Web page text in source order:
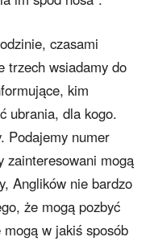
czasami
trzech wsiadamy do
kim
ubrania, dla kogo.
Podajemy numer
zainteresowani mogą
Anglików nie bardzo
że mogą pozbyć
w jakiś sposób